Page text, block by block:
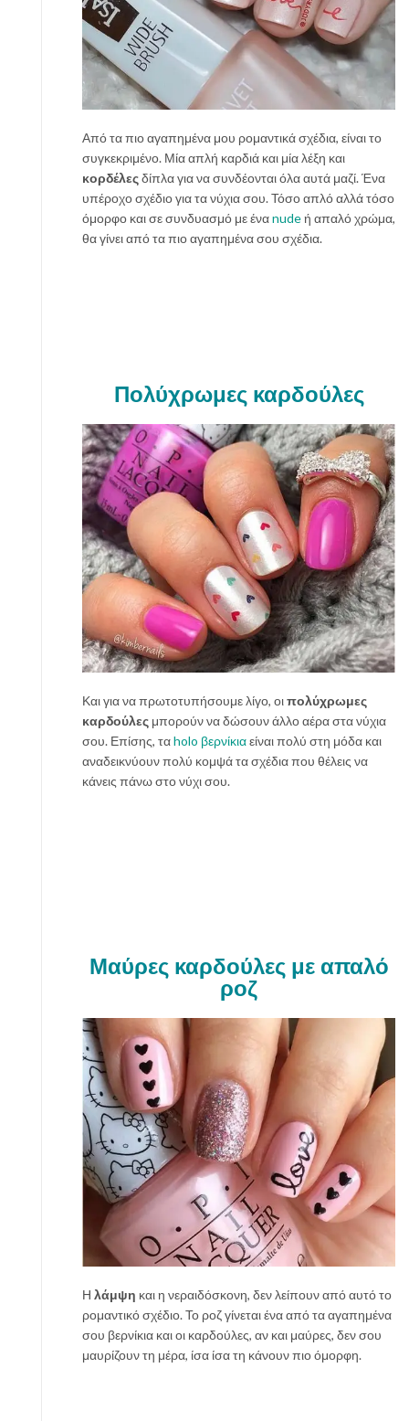
Από τα πιο αγαπημένα μου ρομαντικά σχέδια, είναι το
συγκεκριμένο. Μία απλή καρδιά και μία λέξη και
κορδέλεςδίπλα για να συνδέονται όλα αυτά μαζί. Ένα
υπέροχο σχέδιο για τα νύχια σου. Τόσο απλό αλλά τόσο
όμορφο και σε συνδυασμό με έναnudeή απαλό χρώμα,
θα γίνει από τα πιο αγαπημένα σου σχέδια.
Πολύχρωμες καρδούλες
Και για να πρωτοτυπήσουμε λίγο, οιπολύχρωμες
καρδούλες μπορούν να δώσουν άλλο αέρα στα νύχια
σου. Επίσης, ταholo βερνίκιαείναι πολύ στη μόδα και
αναδεικνύουν πολύ κομψά τα σχέδια που θέλεις να
κάνεις πάνω στο νύχι σου.
Μαύρες καρδούλες με απαλό
ροζ
Η λάμψη και η νεραιδόσκονη, δεν λείπουν από αυτό το
ρομαντικό σχέδιο. Το ροζ γίνεται ένα από τα αγαπημένα
σου βερνίκια και οι καρδούλες, αν και μαύρες, δεν σου
μαυρίζουν τη μέρα, ίσα ίσα τη κάνουν πιο όμορφη.